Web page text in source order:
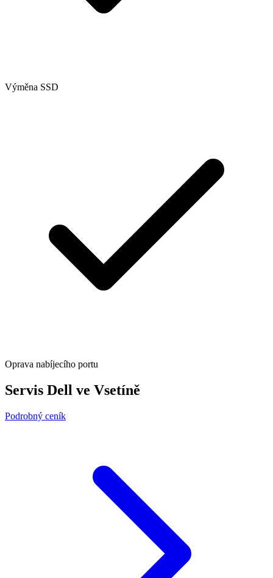
Výměna SSD
Oprava nabíjecího portu
Servis Dell ve Vsetíně
Podrobný ceník